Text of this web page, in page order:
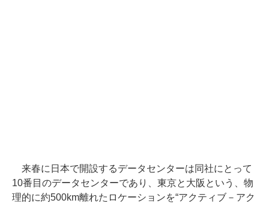
来春に日本で開設するデータセンターは同社にとって
10番目のデータセンターであり、東京と大阪という、物
理的に約500km離れたロケーションを“アクティブ－アク